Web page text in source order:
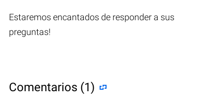
Estaremos encantados de responder a sus
preguntas!
Comentarios (1)